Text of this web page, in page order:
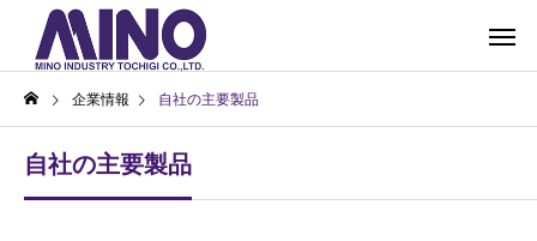
企業情報 自社の主要製品
自社の主要製品